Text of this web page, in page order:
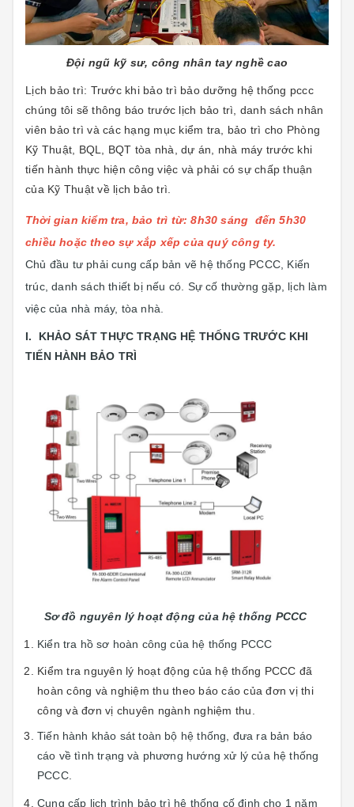
Đội ngũ kỹ sư, công nhân tay nghề cao
Lịch bảo trì: Trước khi bảo trì bảo dưỡng hệ thống pccc
chúng tôi sẽ thông báo trước lịch bảo trì, danh sách nhân
viên bảo trì và các hạng mục kiểm tra, bảo trì cho Phòng
Kỹ Thuật, BQL, BQT tòa nhà, dự án, nhà máy trước khi
tiến hành thực hiện công việc và phải có sự chấp thuận
của Kỹ Thuật về lịch bảo trì.
Thời gian kiểm tra, bảo trì từ: 8h30 sáng đến 5h30
chiều hoặc theo sự xắp xếp của quý công ty.
Chủ đầu tư phải cung cấp bản vẽ hệ thống PCCC, Kiến
trúc, danh sách thiết bị nếu có. Sự cố thường gặp, lịch làm
việc của nhà máy, tòa nhà.
I. KHẢO SÁT THỰC TRẠNG HỆ THỐNG TRƯỚC KHI
TIẾN HÀNH BẢO TRÌ
Sơ đồ nguyên lý hoạt động của hệ thống PCCC
Kiển tra hồ sơ hoàn công của hệ thống PCCC
Kiểm tra nguyên lý hoạt động của hệ thống PCCC đã
hoàn công và nghiệm thu theo báo cáo của đơn vị thi
công và đơn vị chuyên ngành nghiệm thu.
Tiến hành khảo sát toàn bộ hệ thống, đưa ra bản báo
cáo về tình trạng và phương hướng xử lý của hệ thống
PCCC.
Cung cấp lịch trình bảo trì hệ thống cố định cho 1 năm